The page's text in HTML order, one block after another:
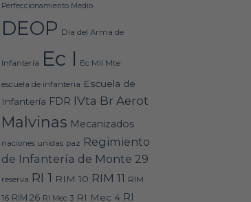
Perfeccionamiento Medio
DEOP Día del Arma de
Infantería Ec I Ec Mil Mte
escuela de infanteria Escuela de
Infantería FDR IVta Br Aerot
Malvinas Mecanizados
naciones unidas paz Regimiento
de Infantería de Monte 29
reserva RI 1 RIM 10 RIM 11 RIM
16 RIM 26 RI Mec 3 RI Mec 4 RI